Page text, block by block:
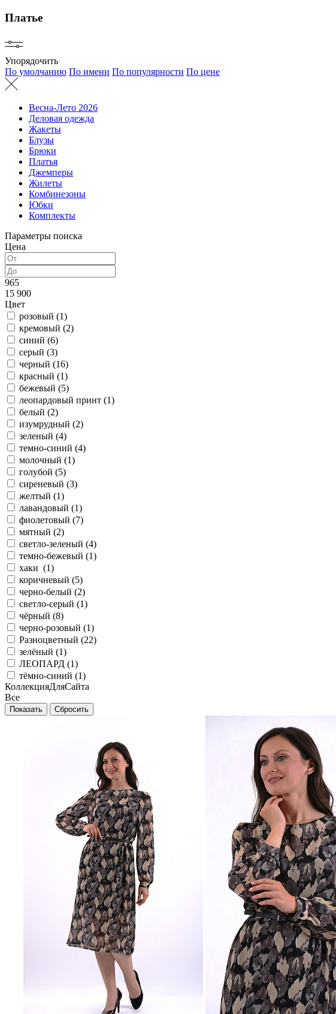
Платье
Упорядочить
По умолчанию По имени По популярности По цене
Весна-Лето 2026
Деловая одежда
Жакеты
Блузы
Брюки
Платья
Джемперы
Жилеты
Комбинезоны
Юбки
Комплекты
Параметры поиска
Цена
965
15 900
Цвет
розовый (1)
кремовый (2)
синий (6)
серый (3)
черный (16)
красный (1)
бежевый (5)
леопардовый принт (1)
белый (2)
изумрудный (2)
зеленый (4)
темно-синий (4)
молочный (1)
голубой (5)
сиреневый (3)
желтый (1)
лавандовый (1)
фиолетовый (7)
мятный (2)
светло-зеленый (4)
темно-бежевый (1)
хаки (1)
коричневый (5)
черно-белый (2)
светло-серый (1)
чёрный (8)
черно-розовый (1)
Разноцветный (22)
зелёный (1)
ЛЕОПАРД (1)
тёмно-синий (1)
КоллекцияДляСайта
Все